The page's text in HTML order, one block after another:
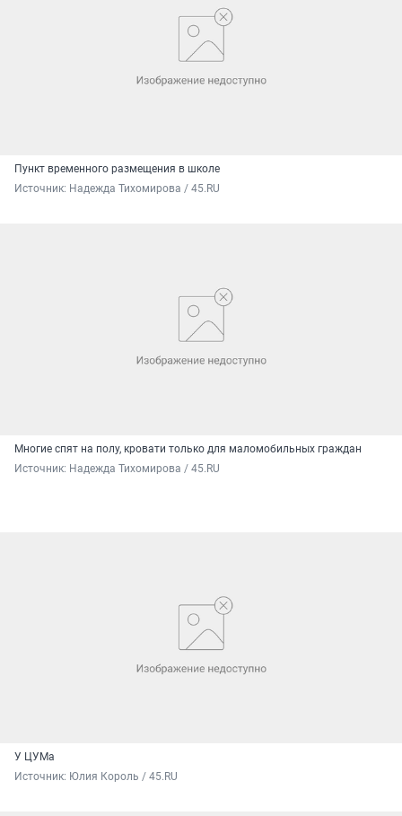
Пункт временного размещения в школе
Источник: Надежда Тихомирова / 45.RU
Многие спят на полу, кровати только для маломобильных граждан
Источник: Надежда Тихомирова / 45.RU
У ЦУМа
Источник: Юлия Король / 45.RU